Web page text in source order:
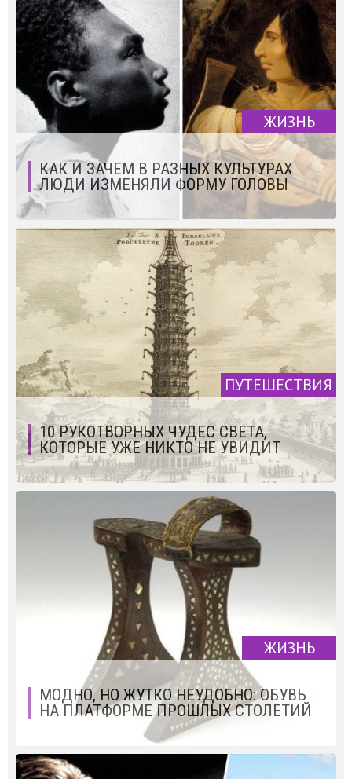
ЖИЗНЬ
КАК И ЗАЧЕМ В РАЗНЫХ КУЛЬТУРАХ
ЛЮДИ ИЗМЕНЯЛИ ФОРМУ ГОЛОВЫ
ПУТЕШЕСТВИЯ
10 РУКОТВОРНЫХ ЧУДЕС СВЕТА,
КОТОРЫЕ УЖЕ НИКТО НЕ УВИДИТ
ЖИЗНЬ
МОДНО, НО ЖУТКО НЕУДОБНО: ОБУВЬ
НА ПЛАТФОРМЕ ПРОШЛЫХ СТОЛЕТИЙ